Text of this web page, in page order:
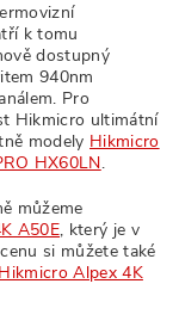
k tomu
dostupný
940nm
Pro
Hikmicro ultimátní
modely Hikmicro
HX60LN.
můžeme
A50E, který je v
si můžete také
Hikmicro Alpex 4K